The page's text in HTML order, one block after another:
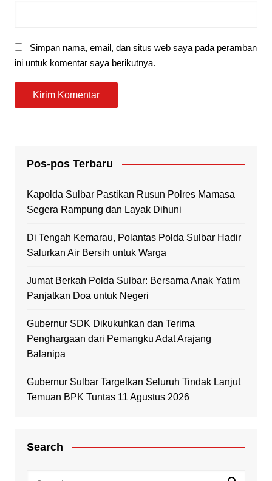
Simpan nama, email, dan situs web saya pada peramban
ini untuk komentar saya berikutnya.
Pos-pos Terbaru
Kapolda Sulbar Pastikan Rusun Polres Mamasa
Segera Rampung dan Layak Dihuni
Di Tengah Kemarau, Polantas Polda Sulbar Hadir
Salurkan Air Bersih untuk Warga
Jumat Berkah Polda Sulbar: Bersama Anak Yatim
Panjatkan Doa untuk Negeri
Gubernur SDK Dikukuhkan dan Terima
Penghargaan dari Pemangku Adat Arajang
Balanipa
Gubernur Sulbar Targetkan Seluruh Tindak Lanjut
Temuan BPK Tuntas 11 Agustus 2026
Search